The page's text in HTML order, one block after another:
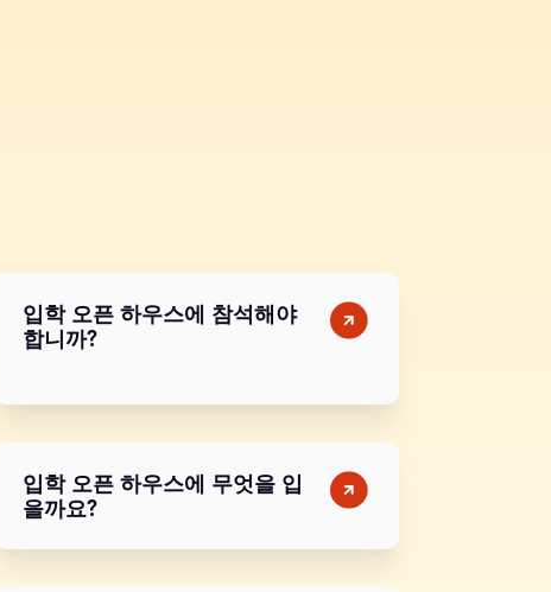
입학 오픈 하우스에 참석해야
합니까?
입학 오픈 하우스에 무엇을 입
을까요?